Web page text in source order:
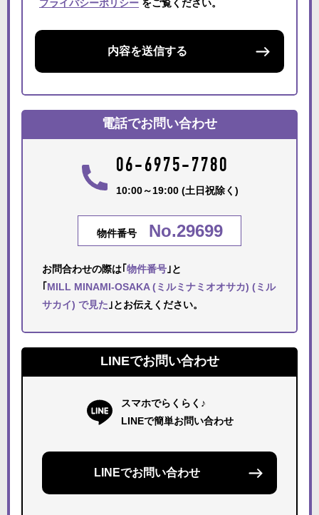
プライバシーポリシー をご覧ください。
内容を送信する
電話でお問い合わせ
06-6975-7780
10:00～19:00 (土日祝除く)
物件番号 No.29699
お問合わせの際は｢ 物件番号 ｣と
MILL MINAMI-OSAKA (ミルミナミオオサカ) (ミル
サカイ) で見た ｣とお伝えください。
LINEでお問い合わせ
スマホでらくらく♪
LINEで簡単お問い合わせ
LINEでお問い合わせ